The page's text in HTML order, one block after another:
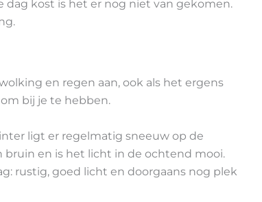
dag kost is het er nog niet van gekomen.
en regen aan, ook als het ergens
bij je te hebben.
ligt er regelmatig sneeuw op de
bruin en is het licht in de ochtend mooi.
rustig, goed licht en doorgaans nog plek